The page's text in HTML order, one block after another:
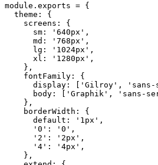
module.exports = {
  theme: {
    screens: {
      sm: '640px',
      md: '768px',
      lg: '1024px',
      xl: '1280px',
    },
    fontFamily: {
display: ['Gilroy', 'sans-
body: ['Graphik', 'sans-
    },
    borderWidth: {
      default: '1px',
      '0': '0',
      '2': '2px',
      '4': '4px',
    },